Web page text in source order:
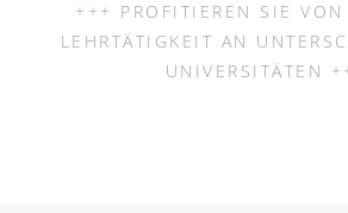
+++ PROFITIEREN SIE VON
LEHRTÄTIGKEIT AN
UNIVERSITÄTEN